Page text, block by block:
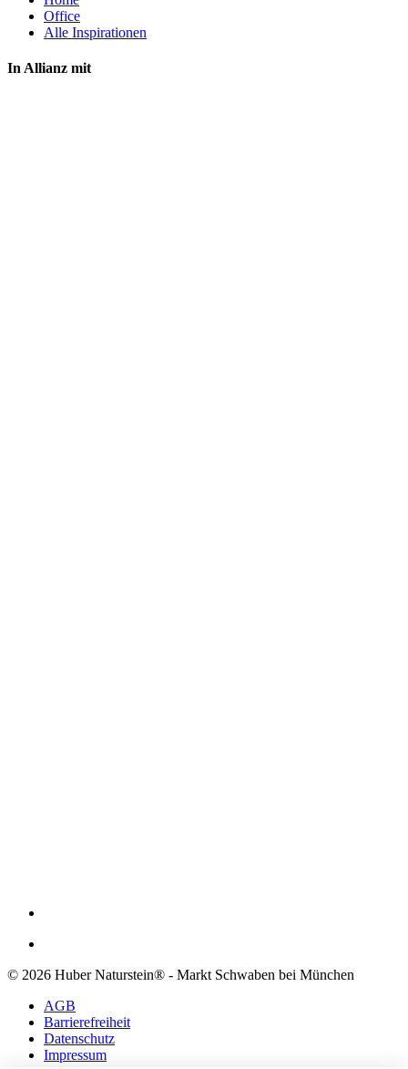
Office
Alle Inspirationen
In Allianz mit
© 2026 Huber Naturstein® - Markt Schwaben bei München
AGB
Barrierefreiheit
Datenschutz
Impressum